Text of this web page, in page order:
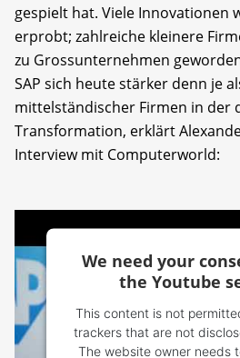
gespielt hat. Viele Innovationen
erprobt; zahlreiche kleinere
zu Grossunternehmen
SAP sich heute stärker denn je
mittelständischer Firmen in der
Transformation, erklärt
Interview mit Computerworld:
We need your
the Youtube
This content is not
trackers that are not
The website owner needs